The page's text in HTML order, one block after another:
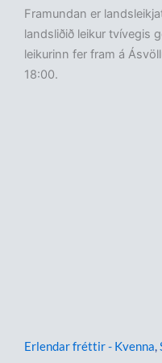
Framundan er
landsliðið leikur tvívegis
leikurinn fer fram á
18:00.
Erlendar fréttir - Kvenna,